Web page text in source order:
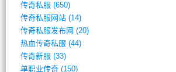
传奇私服 (650)
传奇私服网站(14)
传奇私服发布网 (20)
热血传奇私服 (44)
传奇新服 (33)
单职业传奇(150)